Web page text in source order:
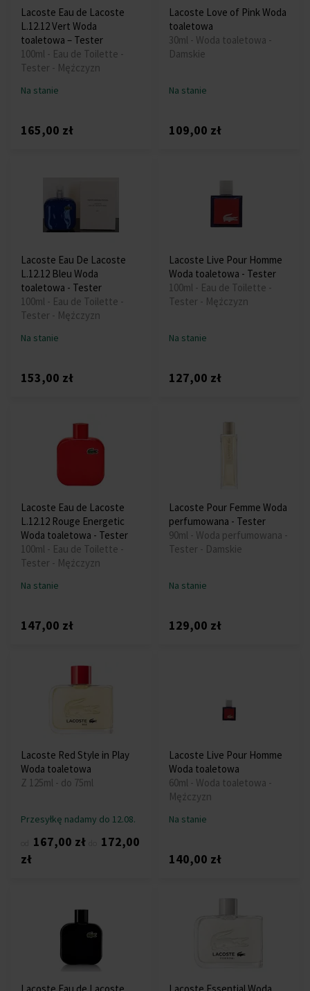
Lacoste Eau de Lacoste
L.12.12 Vert Woda
toaletowa – Tester
100ml - Eau de Toilette -
Tester - Mężczyzn
Na stanie
165,00 zł
Lacoste Love of Pink Woda
toaletowa
30ml - Woda toaletowa -
Damskie
Na stanie
109,00 zł
Lacoste Eau De Lacoste
L.12.12 Bleu Woda
toaletowa - Tester
100ml - Eau de Toilette -
Tester - Mężczyzn
Na stanie
153,00 zł
Lacoste Live Pour Homme
Woda toaletowa - Tester
100ml - Eau de Toilette -
Tester - Mężczyzn
Na stanie
127,00 zł
Lacoste Eau de Lacoste
L.12.12 Rouge Energetic
Woda toaletowa - Tester
100ml - Eau de Toilette -
Tester - Mężczyzn
Na stanie
147,00 zł
Lacoste Pour Femme Woda
perfumowana - Tester
90ml - Woda perfumowana -
Tester - Damskie
Na stanie
129,00 zł
Lacoste Red Style in Play
Woda toaletowa
Z 125ml - do 75ml
Przesyłkę nadamy do 12.08.
167,00 zł
172,00
zł
Lacoste Live Pour Homme
Woda toaletowa
60ml - Woda toaletowa -
Mężczyzn
Na stanie
140,00 zł